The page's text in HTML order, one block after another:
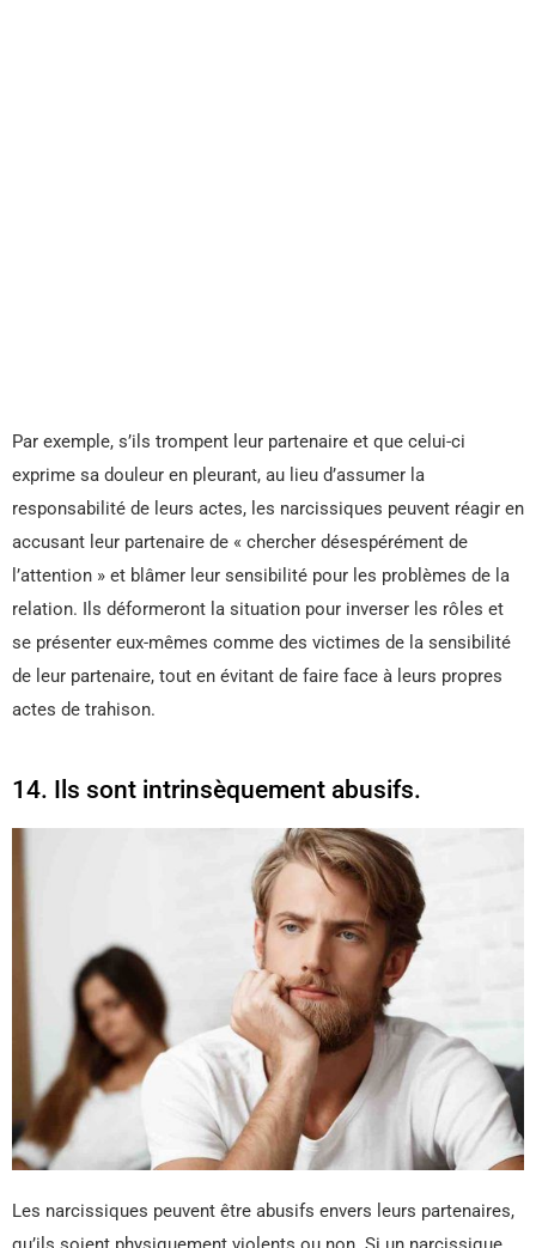
Par exemple, s’ils trompent leur partenaire et que celui-ci
exprime sa douleur en pleurant, au lieu d’assumer la
responsabilité de leurs actes, les narcissiques peuvent réagir en
accusant leur partenaire de « chercher désespérément de
l’attention » et blâmer leur sensibilité pour les problèmes de la
relation. Ils déformeront la situation pour inverser les rôles et
se présenter eux-mêmes comme des victimes de la sensibilité
de leur partenaire, tout en évitant de faire face à leurs propres
actes de trahison.
14. Ils sont intrinsèquement abusifs.
Les narcissiques peuvent être abusifs envers leurs partenaires,